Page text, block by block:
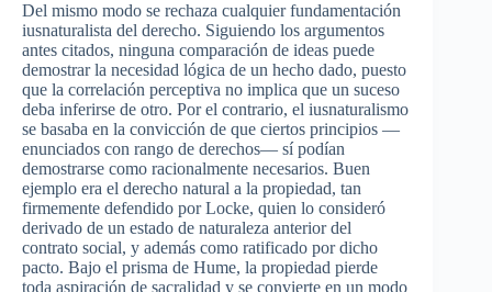
Del mismo modo se rechaza cualquier fundamentación
iusnaturalista del derecho. Siguiendo los argumentos
antes citados, ninguna comparación de ideas puede
demostrarla necesidad lógica de un hecho dado, puesto
que la correlación perceptiva no implica que un suceso
deba inferirse de otro. Porel contrario, el iusnaturalismo
se basaba en la convicción de que ciertos principios —
enunciados con rango de derechos— sí podían
demostrarse como racionalmente necesarios. Buen
ejemplo era el derecho natural a la propiedad, tan
firmemente defendido porLocke, quien lo consideró
derivado de un estado de naturaleza anterior del
contrato social, y además como ratificado por dicho
pacto. Bajo el prisma de Hume, la propiedad pierde
toda aspiración de sacralidad y se convierte en un modo